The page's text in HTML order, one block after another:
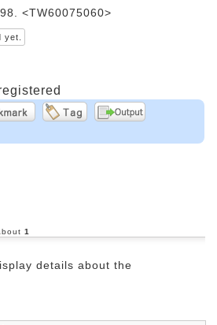
<TW60075060>
yet.
1
details about the